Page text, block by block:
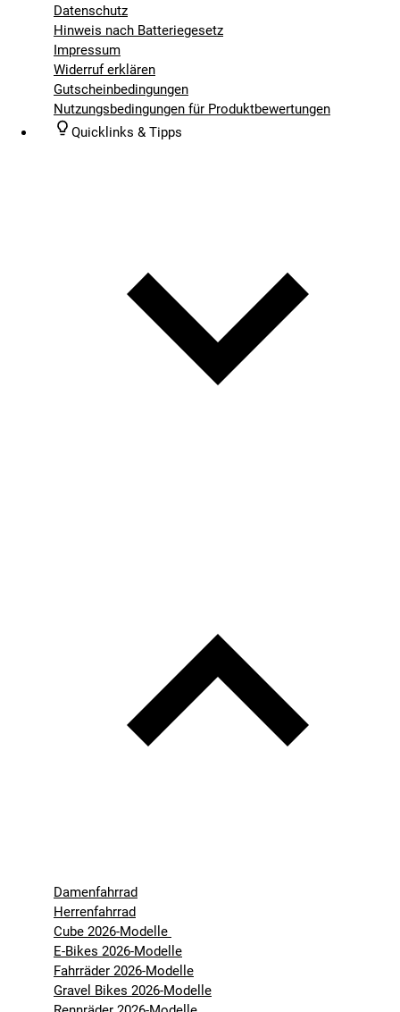
Datenschutz
Hinweis nach Batteriegesetz
Impressum
Widerruf erklären
Gutscheinbedingungen
Nutzungsbedingungen für Produktbewertungen
Quicklinks & Tipps
Damenfahrrad
Herrenfahrrad
Cube 2026-Modelle
E-Bikes 2026-Modelle
Fahrräder 2026-Modelle
Gravel Bikes 2026-Modelle